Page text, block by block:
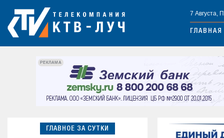
7 Августа,
ГЛАВНАЯ
РЕКЛАМА
ГЛАВНОЕ ЗА СУТКИ